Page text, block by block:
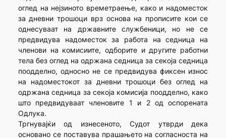
оглед на нејзиното времетраење, како и надоместок
за дневни трошоци врз основа на прописите кои се
однесуваат на државните службеници, но не се
предвидува надоместок за работа на седница на
членови на комисиите, одборите и другите работни
тела без оглед на одржана седница за секоја седница
поодделно, односно не се предвидува фиксен износ
на надоместокот за дневни трошоци без оглед на
одржана седница за секоја комисија поодделно, како
што предвидуваат членовите 1 и 2 од оспорената
Одлука.
Тргнувајќи од изнесеното, Судот утврди дека
основано се поставува прашањето на согласноста на